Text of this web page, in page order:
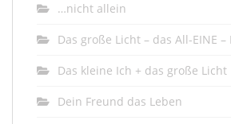
…nicht allein
Das große Licht – das All-EINE
Das kleine Ich + das große Licht
Dein Freund das Leben